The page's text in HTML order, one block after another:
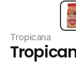
Tropicana